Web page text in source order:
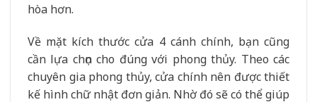
hòa hơn.
Về mặt kích thước cửa 4 cánh chính, bạn cũng
cần lựa chọn cho đúng với phong thủy. Theo các
chuyên gia phong thủy, cửa chính nên được thiết
kế hình chữ nhật đơn giản. Nhờ đó sẽ có thể giúp